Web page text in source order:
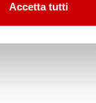
Accetta tutti